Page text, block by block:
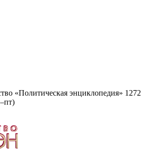
«Политическая энциклопедия»